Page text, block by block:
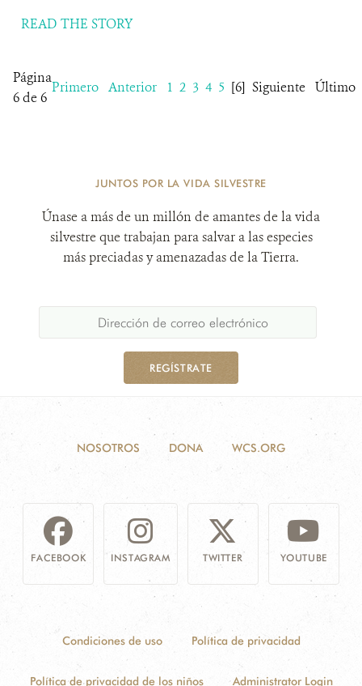
READ THE STORY
Página
6 de 6
Primero Anterior 1 2 3 4 5 [6] Siguiente Último
JUNTOS POR LA VIDA SILVESTRE
Únase a más de un millón de amantes de la vida
silvestre que trabajan para salvar a las especies
más preciadas y amenazadas de la Tierra.
REGÍSTRATE
NOSOTROS DONA WCS.ORG
FACEBOOK INSTAGRAM TWITTER YOUTUBE
Condiciones de uso Política de privacidad
Política de privacidad de los niños Administrator Login